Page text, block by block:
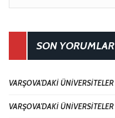
SON YORUMLAR
VARŞOVA’DAKİ ÜNİVERSİTELER
VARŞOVA’DAKİ ÜNİVERSİTELER